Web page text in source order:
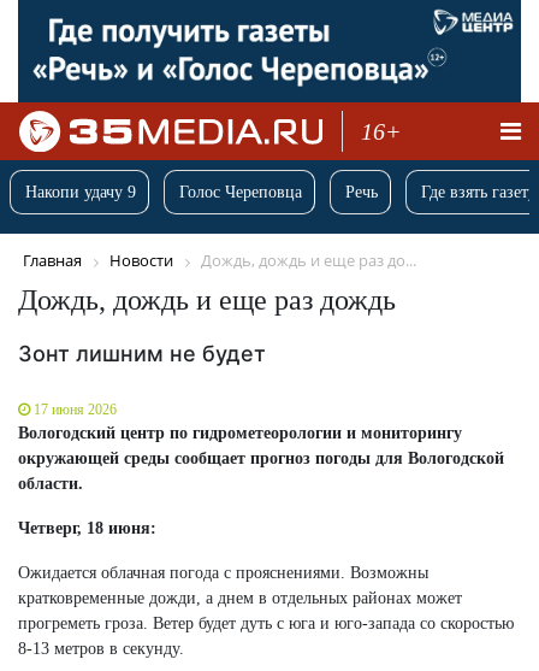
16+
Накопи удачу 9 Голос Череповца Речь Где взять
Главная Новости Дождь, дождь и еще раз до...
Дождь, дождь и еще раз дождь
Зонт лишним не будет
17 июня 2026
Вологодский центр по гидрометеорологии и мониторингу
окружающей среды сообщает прогноз погоды для Вологодской
области.
Четверг, 18 июня:
Ожидается облачная погода с прояснениями. Возможны
кратковременные дожди, а днем в отдельных районах может
прогреметь гроза. Ветер будет дуть с юга и юго-запада со скоростью
8-13 метров в секунду.